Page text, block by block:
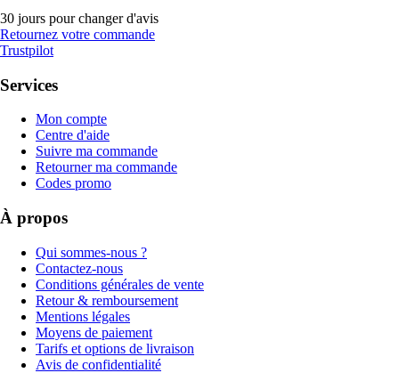
30 jours pour changer d'avis
Retournez votre commande
Trustpilot
Services
Mon compte
Centre d'aide
Suivre ma commande
Retourner ma commande
Codes promo
À propos
Qui sommes-nous ?
Contactez-nous
Conditions générales de vente
Retour & remboursement
Mentions légales
Moyens de paiement
Tarifs et options de livraison
Avis de confidentialité